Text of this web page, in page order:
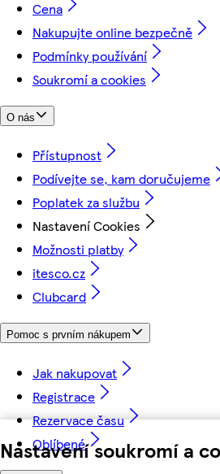
Nastavení soukromí a
Cena
Nakupujte online bezpečně
Podmínky používání
Soukromí a cookies
O nás
Přístupnost
Podívejte se, kam doručujeme
Poplatek za službu
Nastavení Cookies
Možnosti platby
itesco.cz
Clubcard
Pomoc s prvním nákupem
Jak nakupovat
Registrace
Rezervace času
Oblíbené